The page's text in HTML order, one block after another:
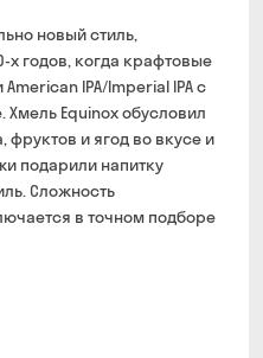
новый стиль,
годов, когда крафтовые
IPA/Imperial IPA c
Хмель Equinox обусловил
фруктов и ягод во вкусе и
подарили напитку
Сложность
в точном подборе